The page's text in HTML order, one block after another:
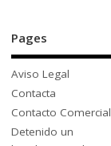
Pages
Aviso Legal
Contacta
Contacto Comercial
Detenido un